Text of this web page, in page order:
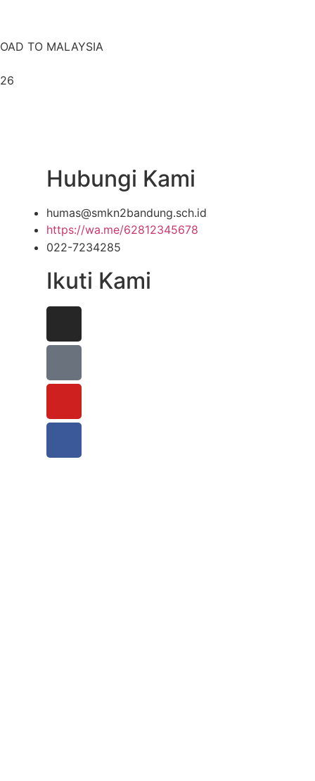
TO MALAYSIA
Hubungi Kami
humas@smkn2bandung.sch.id
https://wa.me/62812345678
022-7234285
Ikuti Kami